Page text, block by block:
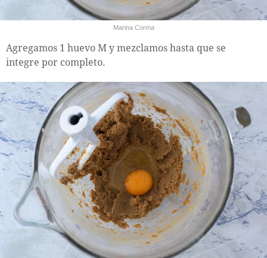
Marina Corma
Agregamos 1 huevo M y mezclamos hasta que se
integre por completo.